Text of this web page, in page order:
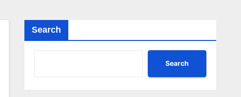
Search
Search